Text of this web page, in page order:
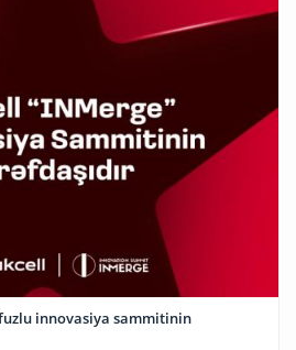
innovasiya sammitinin